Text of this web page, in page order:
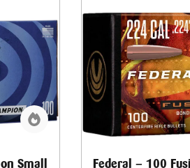
Small
Federal – 100